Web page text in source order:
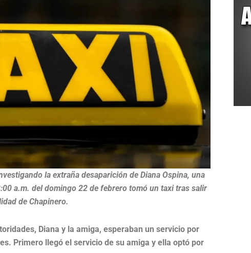
la extraña desaparición de Diana Ospina, una
a.m. del domingo 22 de febrero tomó un taxi tras salir
de Chapinero.
Diana y la amiga, esperaban un servicio por
Primero llegó el servicio de su amiga y ella optó por